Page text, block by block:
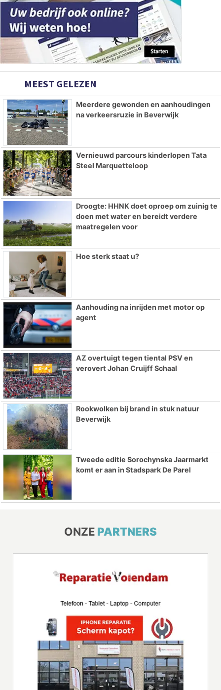
MEEST GELEZEN
Meerdere gewonden en aanhoudingen
na verkeersruzie in Beverwijk
Vernieuwd parcours kinderlopen Tata
Steel Marquetteloop
Droogte: HHNK doet oproep om zuinig te
doen met water en bereidt verdere
maatregelen voor
Hoe sterk staat u?
Aanhouding na inrijden met motor op
agent
AZ overtuigt tegen tiental PSV en
verovert Johan Cruijff Schaal
Rookwolken bij brand in stuk natuur
Beverwijk
Tweede editie Sorochynska Jaarmarkt
komt er aan in Stadspark De Parel
ONZE PARTNERS